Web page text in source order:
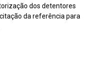
dos detentores
da referência para